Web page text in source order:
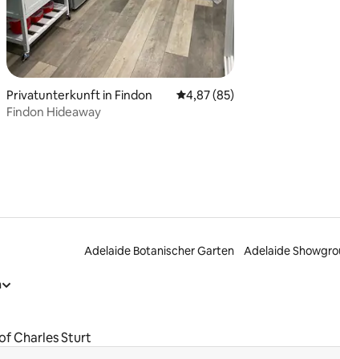
Privatunterkunft in Findon Durchschnittliche
4,87 (85)
Findon Hideaway
Adelaide Botanischer Garten Adelaide
Charles Sturt